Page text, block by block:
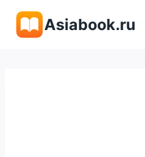
содержимому
Asiabook.ru